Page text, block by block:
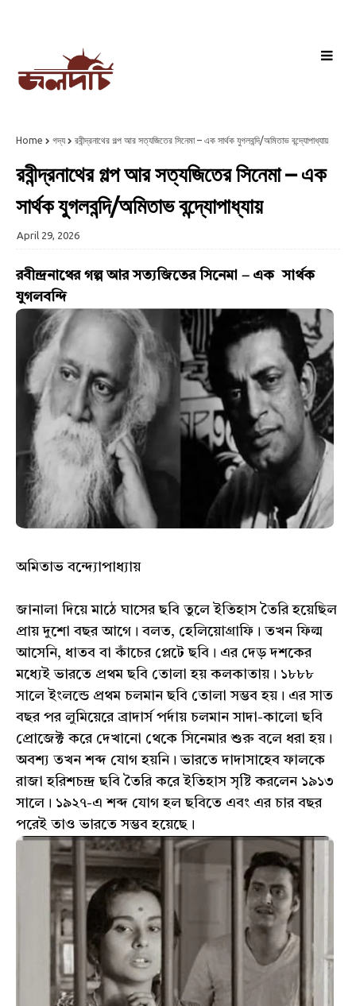
Home গদ্য রবীন্দ্রনাথের গল্প আর সত্যজিতের সিনেমা – এক সার্থক যুগলবন্দি/অমিতাভ বন্দ্যোপাধ্যায়
রবীন্দ্রনাথের গল্প আর সত্যজিতের সিনেমা – এক
সার্থক যুগলবন্দি/অমিতাভ বন্দ্যোপাধ্যায়
April 29, 2026
রবীন্দ্রনাথের গল্প আর সত্যজিতের সিনেমা – এক সার্থক
যুগলবন্দি
অমিতাভ বন্দ্যোপাধ্যায়
জানালা দিয়ে মাঠে ঘাসের ছবি তুলে ইতিহাস তৈরি হয়েছিল
প্রায় দুশো বছর আগে। বলত, হেলিয়োগ্রাফি। তখন ফিল্ম
আসেনি, ধাতব বা কাঁচের প্লেটে ছবি। এর দেড় দশকের
মধ্যেই ভারতে প্রথম ছবি তোলা হয় কলকাতায়। ১৮৮৮
সালে ইংলন্ডে প্রথম চলমান ছবি তোলা সম্ভব হয়। এর সাত
বছর পর লুমিয়েরে ব্রাদার্স পর্দায় চলমান সাদা-কালো ছবি
প্রোজেক্ট করে দেখানো থেকে সিনেমার শুরু বলে ধরা হয়।
অবশ্য তখন শব্দ যোগ হয়নি। ভারতে দাদাসাহেব ফালকে
রাজা হরিশচন্দ্র ছবি তৈরি করে ইতিহাস সৃষ্টি করলেন ১৯১৩
সালে। ১৯২৭-এ শব্দ যোগ হল ছবিতে এবং এর চার বছর
পরেই তাও ভারতে সম্ভব হয়েছে।